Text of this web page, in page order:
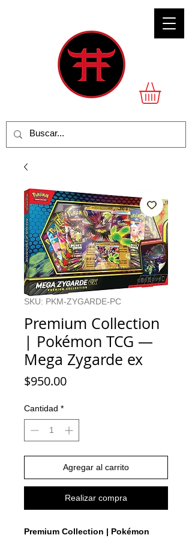
SKU: PKM-ZYGARDE-PC
Premium Collection
| Pokémon TCG —
Mega Zygarde ex
$950.00Precio
Cantidad *
Agregar al carrito
Realizar compra
Premium Collection | Pokémon